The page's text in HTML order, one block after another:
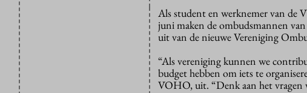
Als student en werknemer van de
juni maken de ombudsmannen
uit van de nieuwe Vereniging
“Als vereniging kunnen we
budget hebben om iets te
VOHO, uit. “Denk aan het vragen